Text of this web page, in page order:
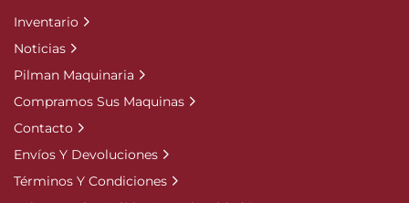
Inventario
Noticias
Pilman Maquinaria
Compramos Sus Maquinas
Contacto
Envíos Y Devoluciones
Términos Y Condiciones